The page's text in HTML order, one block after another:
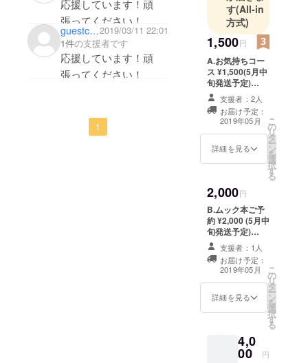
応援しています！頑
張ってください！
guestcd71726b4f2019/03/11 22:01
1件の支援者です
応援しています！頑
張ってください！
1
す。す(All-in
方式)
1,500円
A.お気持ちコー
ス ¥1,500(5月中
旬発送予定)
youmeanの活動
にご支援くださ
い。 今回のプロ
ジェクトに合わ
せ制作した
youmeanのロゴ
支援者：2人
お届け予定：
2019年05月
詳細を見る
こ
の
リ
タ
ー
ン
を
選
択
す
る
2,000円
B.ムック本ご予
約 ¥2,000 (5月中
旬発送予定)
youmeanの制作
しているムック
本とyoumeanの
ロゴ入りステッ
カーをお付けし
てお届けいたし
ます。 ムック本
では、youmean
紹介ページの他
「今気になる
支援者：1人
お届け予定：
2019年05月
詳細を見る
こ
の
リ
タ
ー
ン
を
選
択
す
る
4,0
00 円